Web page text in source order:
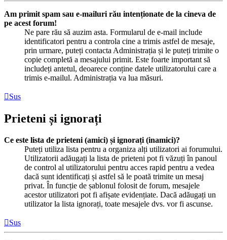
Am primit spam sau e-mailuri rău intenționate de la cineva de
pe acest forum!
Ne pare rău să auzim asta. Formularul de e-mail include
identificatori pentru a controla cine a trimis astfel de mesaje,
prin urmare, puteți contacta Administrația și le puteți trimite o
copie completă a mesajului primit. Este foarte important să
includeți antetul, deoarece conține datele utilizatorului care a
trimis e-mailul. Administrația va lua măsuri.
Sus
Prieteni și ignorați
Ce este lista de prieteni (amici) și ignorați (inamici)?
Puteți utiliza lista pentru a organiza alți utilizatori ai forumului.
Utilizatorii adăugați la lista de prieteni pot fi văzuți în panoul
de control al utilizatorului pentru acces rapid pentru a vedea
dacă sunt identificați și astfel să le poată trimite un mesaj
privat. În funcție de șablonul folosit de forum, mesajele
acestor utilizatori pot fi afișate evidențiate. Dacă adăugați un
utilizator la lista ignorați, toate mesajele dvs. vor fi ascunse.
Sus